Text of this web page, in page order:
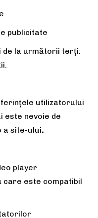
publicitate
de la următorii terți:
utilizatorului
este nevoie de
a site-ului.
player
care este compatibil